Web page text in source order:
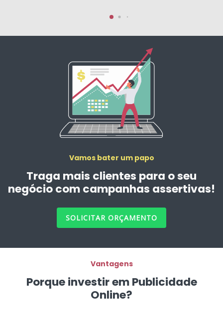
Vamos bater um papo
Traga mais clientes para o seu
negócio com campanhas assertivas!
SOLICITAR ORÇAMENTO
Vantagens
Porque investir em Publicidade
Online?